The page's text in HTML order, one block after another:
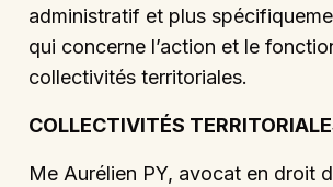
administratif et plus
qui concerne l’action et le
collectivités territoriales.
COLLECTIVITÉS
Me Aurélien PY, avocat en droit